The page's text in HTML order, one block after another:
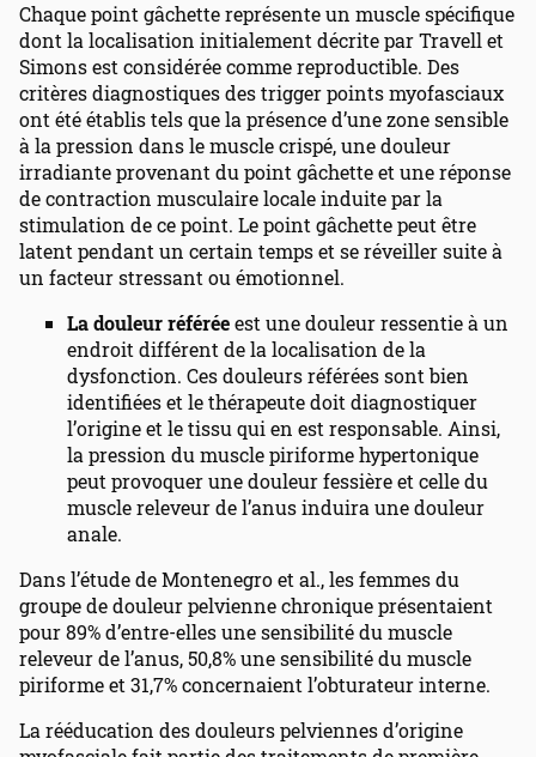
Chaque point gâchette représente un muscle spécifique
dont la localisation initialement décrite par Travell et
Simons est considérée comme reproductible. Des
critères diagnostiques des trigger points myofasciaux
ont été établis tels que la présence d’une zone sensible
à la pression dans le muscle crispé, une douleur
irradiante provenant du point gâchette et une réponse
de contraction musculaire locale induite par la
stimulation de ce point. Le point gâchette peut être
latent pendant un certain temps et se réveiller suite à
un facteur stressant ou émotionnel.
La douleur référéeest une douleur ressentie à un
endroit différent de la localisation de la
dysfonction. Ces douleurs référées sont bien
identifiées et le thérapeute doit diagnostiquer
l’origine et le tissu qui en est responsable. Ainsi,
la pression du muscle piriforme hypertonique
peut provoquer une douleur fessière et celle du
muscle releveur de l’anus induira une douleur
anale.
Dans l’étude de Montenegro et al., les femmes du
groupe de douleur pelvienne chronique présentaient
pour 89% d’entre-elles une sensibilité du muscle
releveur de l’anus, 50,8% une sensibilité du muscle
piriforme et 31,7% concernaient l’obturateur interne.
La rééducation des douleurs pelviennes d’origine